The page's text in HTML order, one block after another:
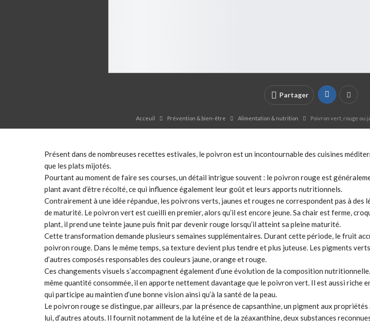
Partager
Acceuil Prévention & bien-être Alimentation & nutrition Poivron vert, rouge ou
Présent dans de nombreuses recettes estivales, le poivron est un incontournable des cuisines
que les plats mijotés.
Pourtant au moment de faire ses courses, un détail intrigue souvent : le poivron rouge est
plant avant d’être récolté, ce qui influence également leur goût et leurs apports nutritionnels.
Contrairement à une idée répandue, les poivrons verts, jaunes et rouges ne correspondent pas à
de maturité. Le poivron vert est cueilli en premier, alors qu’il est encore jeune. Sa chair est ferme,
plant, il prend une teinte jaune puis finit par devenir rouge lorsqu’il atteint sa pleine maturité.
Cette transformation demande plusieurs semaines supplémentaires. Durant cette période, le fruit
poivron rouge. Dans le même temps, sa texture devient plus tendre et plus juteuse. Les pigments
d’autres composés responsables des couleurs jaune, orange et rouge.
Ces changements visuels s’accompagnent également d’une évolution de la composition
même quantité consommée, il en apporte nettement davantage que le poivron vert. Il est aussi riche
qui participe au maintien d’une bonne vision ainsi qu’à la santé de la peau.
Le poivron rouge se distingue, par ailleurs, par la présence de capsanthine, un pigment aux
lui, d’autres atouts. Il fournit notamment de la lutéine et de la zéaxanthine, deux substances